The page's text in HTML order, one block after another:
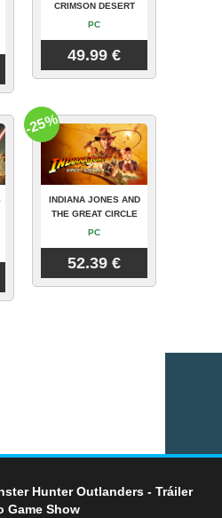
CRIMSON DESERT
PC
49.99 €
INDIANA JONES AND
THE GREAT CIRCLE
PC
52.39 €
-25%
Hunter Outlanders - Tráiler
Game Show